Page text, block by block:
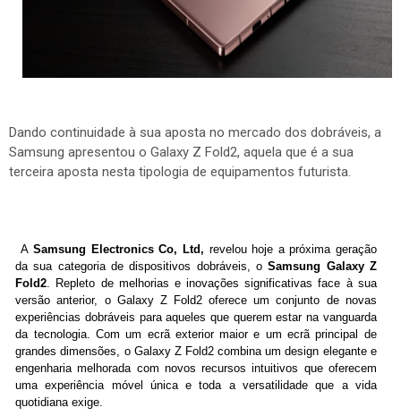
Dando continuidade à sua aposta no mercado dos dobráveis, a
Samsung apresentou o Galaxy Z Fold2, aquela que é a sua
terceira aposta nesta tipologia de equipamentos futurista.
ASamsung Electronics Co, Ltd, revelou hoje a próxima geração
da sua categoria de dispositivos dobráveis, oSamsung Galaxy Z
Fold2. Repleto de melhorias e inovações significativas face à sua
versão anterior, o Galaxy Z Fold2 oferece um conjunto de novas
experiências dobráveis para aqueles que querem estar na vanguarda
da tecnologia. Com um ecrã exterior maior e um ecrã principal de
grandes dimensões, o Galaxy Z Fold2 combina um design elegante e
engenharia melhorada com novos recursos intuitivos que oferecem
uma experiência móvel única e toda a versatilidade que a vida
quotidiana exige.